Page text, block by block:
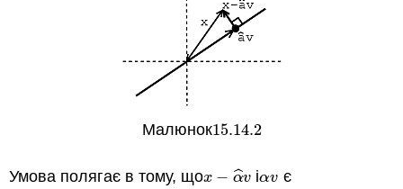
Малюнок15.14.2
15.14.2
Умова полягає в тому, щоx − α
ˆv
x−α ^v іαv
αv є